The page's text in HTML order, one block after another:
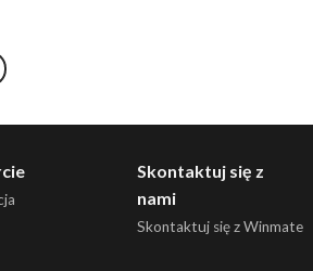
Skontaktuj się z
nami
Skontaktuj się z Winmate